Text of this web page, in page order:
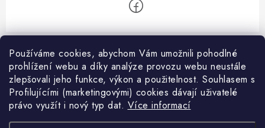
Používáme cookies, abychom Vám umožnili pohodlné
prohlížení webu a díky analýze provozu webu neustále
zlepšovali jeho funkce, výkon a použitelnost. Souhlasem s
Profilujícími (marketingovými) cookies dávají uživatelé
právo využít i nový typ dat. Více informací
Z
Informace pro vás
Kontakty
Jak nakupovat
Facebook